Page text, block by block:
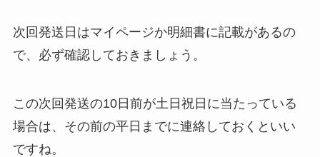
次回発送日はマイページか明細書に記載があるの
で、必ず確認しておきましょう。
この次回発送の10日前が土日祝日に当たっている
場合は、その前の平日までに連絡しておくといい
ですね。